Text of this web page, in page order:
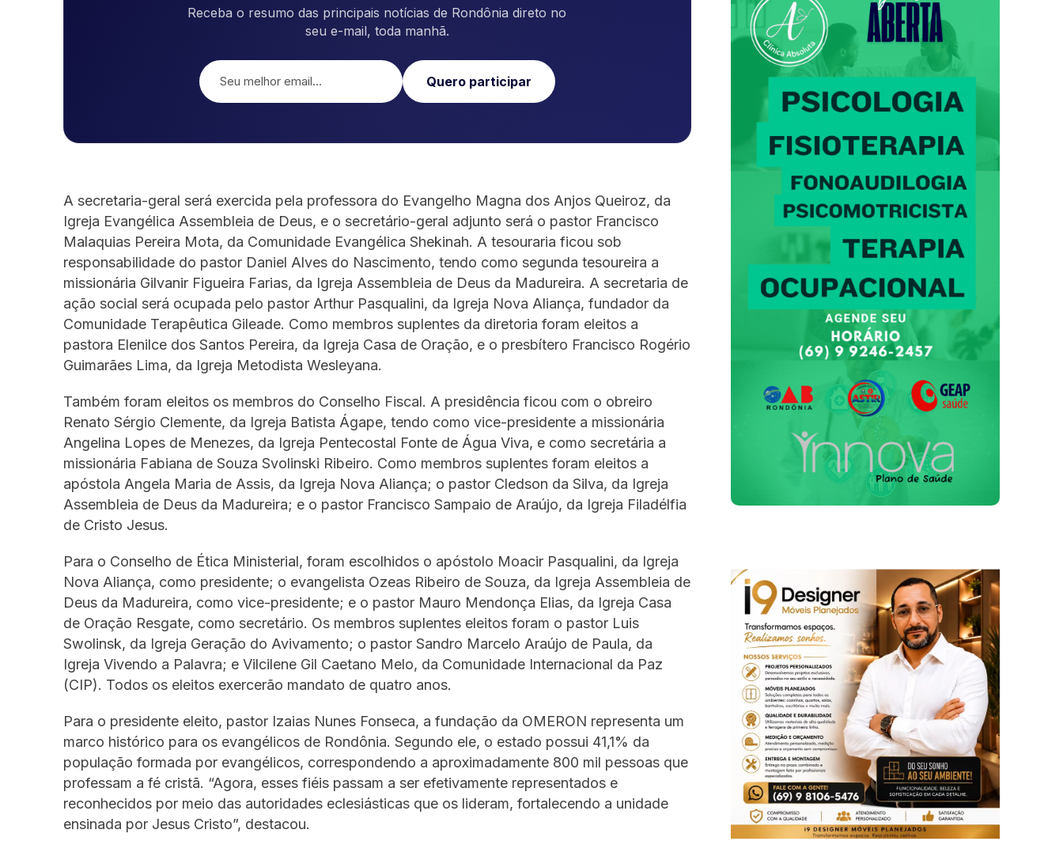
Receba o resumo das principais notícias de Rondônia direto no
seu e-mail, toda manhã.
Quero participar
A secretaria-geral será exercida pela professora do Evangelho Magna dos Anjos Queiroz, da
Igreja Evangélica Assembleia de Deus, e o secretário-geral adjunto será o pastor Francisco
Malaquias Pereira Mota, da Comunidade Evangélica Shekinah. A tesouraria ficou sob
responsabilidade do pastor Daniel Alves do Nascimento, tendo como segunda tesoureira a
missionária Gilvanir Figueira Farias, da Igreja Assembleia de Deus da Madureira. A secretaria de
ação social será ocupada pelo pastor Arthur Pasqualini, da Igreja Nova Aliança, fundador da
Comunidade Terapêutica Gileade. Como membros suplentes da diretoria foram eleitos a
pastora Elenilce dos Santos Pereira, da Igreja Casa de Oração, e o presbítero Francisco Rogério
Guimarães Lima, da Igreja Metodista Wesleyana.
Também foram eleitos os membros do Conselho Fiscal. A presidência ficou com o obreiro
Renato Sérgio Clemente, da Igreja Batista Ágape, tendo como vice-presidente a missionária
Angelina Lopes de Menezes, da Igreja Pentecostal Fonte de Água Viva, e como secretária a
missionária Fabiana de Souza Svolinski Ribeiro. Como membros suplentes foram eleitos a
apóstola Angela Maria de Assis, da Igreja Nova Aliança; o pastor Cledson da Silva, da Igreja
Assembleia de Deus da Madureira; e o pastor Francisco Sampaio de Araújo, da Igreja Filadélfia
de Cristo Jesus.
Para o Conselho de Ética Ministerial, foram escolhidos o apóstolo Moacir Pasqualini, da Igreja
Nova Aliança, como presidente; o evangelista Ozeas Ribeiro de Souza, da Igreja Assembleia de
Deus da Madureira, como vice-presidente; e o pastor Mauro Mendonça Elias, da Igreja Casa
de Oração Resgate, como secretário. Os membros suplentes eleitos foram o pastor Luis
Swolinsk, da Igreja Geração do Avivamento; o pastor Sandro Marcelo Araújo de Paula, da
Igreja Vivendo a Palavra; e Vilcilene Gil Caetano Melo, da Comunidade Internacional da Paz
(CIP). Todos os eleitos exercerão mandato de quatro anos.
Para o presidente eleito, pastor Izaias Nunes Fonseca, a fundação da OMERON representa um
marco histórico para os evangélicos de Rondônia. Segundo ele, o estado possui 41,1% da
população formada por evangélicos, correspondendo a aproximadamente 800 mil pessoas que
professam a fé cristã. “Agora, esses fiéis passam a ser efetivamente representados e
reconhecidos por meio das autoridades eclesiásticas que os lideram, fortalecendo a unidade
ensinada por Jesus Cristo”, destacou.